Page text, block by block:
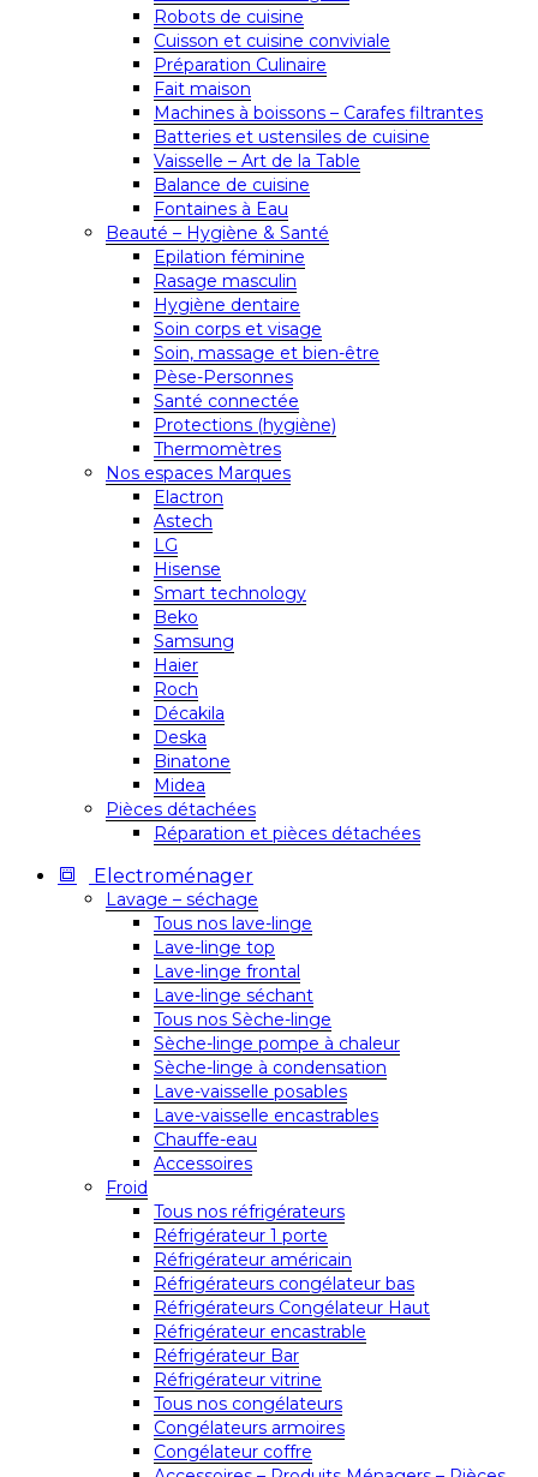
Robots de cuisine
Cuisson et cuisine conviviale
Préparation Culinaire
Fait maison
Machines à boissons – Carafes filtrantes
Batteries et ustensiles de cuisine
Vaisselle – Art de la Table
Balance de cuisine
Fontaines à Eau
Beauté – Hygiène & Santé
Epilation féminine
Rasage masculin
Hygiène dentaire
Soin corps et visage
Soin, massage et bien-être
Pèse-Personnes
Santé connectée
Protections (hygiène)
Thermomètres
Nos espaces Marques
Elactron
Astech
LG
Hisense
Smart technology
Beko
Samsung
Haier
Roch
Décakila
Deska
Binatone
Midea
Pièces détachées
Réparation et pièces détachées
Electroménager
Lavage – séchage
Tous nos lave-linge
Lave-linge top
Lave-linge frontal
Lave-linge séchant
Tous nos Sèche-linge
Sèche-linge pompe à chaleur
Sèche-linge à condensation
Lave-vaisselle posables
Lave-vaisselle encastrables
Chauffe-eau
Accessoires
Froid
Tous nos réfrigérateurs
Réfrigérateur 1 porte
Réfrigérateur américain
Réfrigérateurs congélateur bas
Réfrigérateurs Congélateur Haut
Réfrigérateur encastrable
Réfrigérateur Bar
Réfrigérateur vitrine
Tous nos congélateurs
Congélateurs armoires
Congélateur coffre